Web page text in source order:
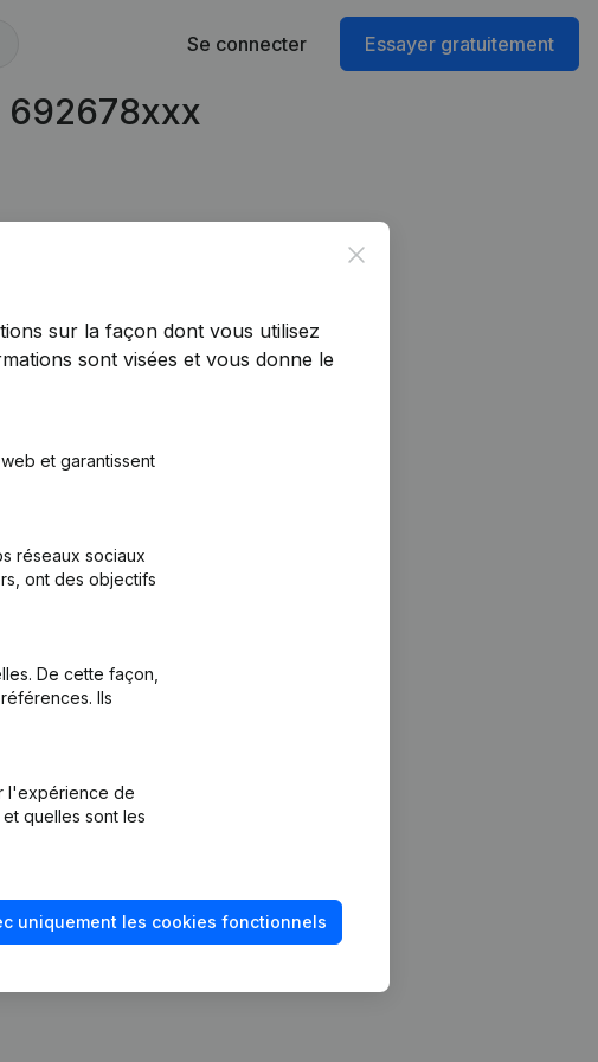
Se connecter Essayer gratuitement
692678xxx
Close
sur la façon dont vous utilisez
sont visées et vous donne le
et garantissent
réseaux sociaux
ont des objectifs
De cette façon,
Ils
l'expérience de
quelles sont les
uniquement les cookies fonctionnels
comptes annuels
de la solvabilité